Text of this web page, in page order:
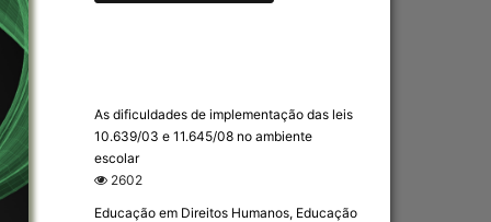
As dificuldades de implementação das leis
10.639/03 e 11.645/08 no ambiente
escolar
2602
Educação em Direitos Humanos, Educação